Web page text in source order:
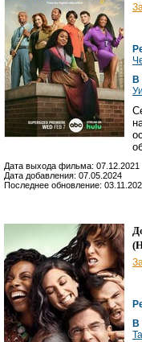
В
Дата выхода фильма: 07.12.2021
Дата добавления: 07.05.2024
Последнее обновление:
(
В